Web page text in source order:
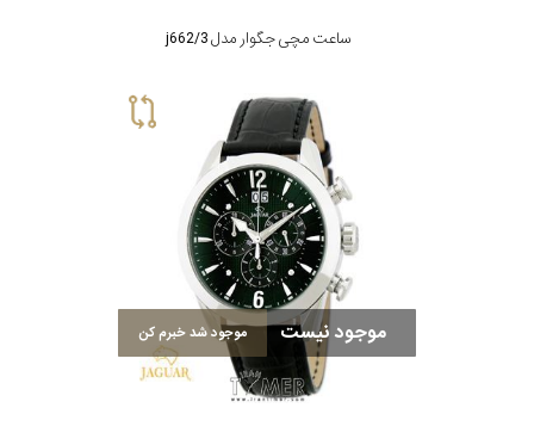
ساعت مچی جگوار مدل j662/3
موجود نیست موجود شد خبرم کن